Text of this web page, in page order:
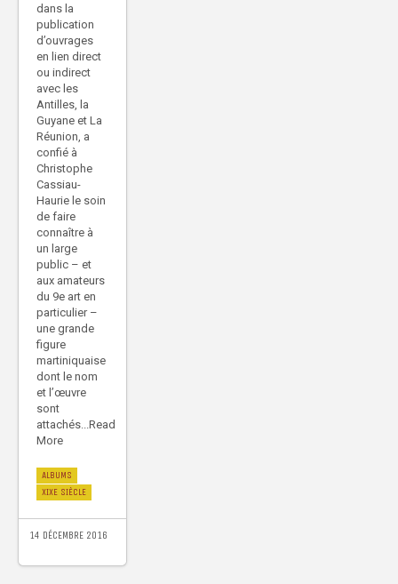
dans la
publication
d’ouvrages
en lien direct
ou indirect
avec les
Antilles, la
Guyane et La
Réunion, a
confié à
Christophe
Cassiau-
Haurie le soin
de faire
connaître à
un large
public – et
aux amateurs
du 9e art en
particulier –
une grande
figure
martiniquaise
dont le nom
et l’œuvre
sont
attachés...Read
More
ALBUMS
XIXE SIÈCLE
14 DÉCEMBRE 2016